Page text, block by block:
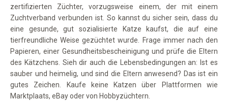
zertifizierten Züchter, vorzugsweise einem, der mit einem
Zuchtverband verbunden ist. So kannst du sicher sein, dass du
eine gesunde, gut sozialisierte Katze kaufst, die auf eine
tierfreundliche Weise gezüchtet wurde. Frage immer nach den
Papieren, einer Gesundheitsbescheinigung und prüfe die Eltern
des Kätzchens. Sieh dir auch die Lebensbedingungen an: Ist es
sauber und heimelig, und sind die Eltern anwesend? Das ist ein
gutes Zeichen. Kaufe keine Katzen über Plattformen wie
Marktplaats, eBay oder von Hobbyzüchtern.